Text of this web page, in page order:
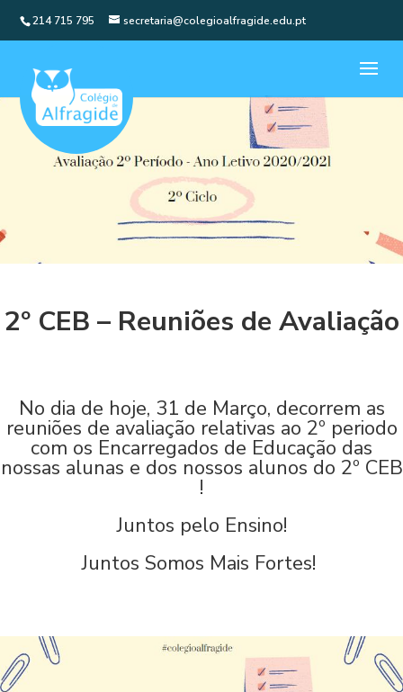
214 715 795 secretaria@colegioalfragide.edu.pt
2º CEB – Reuniões de Avaliação
No dia de hoje, 31 de Março, decorrem as
reuniões de avaliação relativas ao 2º periodo
com os Encarregados de Educação das
nossas alunas e dos nossos alunos do 2º CEB
!
Juntos pelo Ensino!
Juntos Somos Mais Fortes!